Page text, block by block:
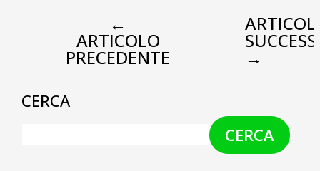
←
ARTICOLO
PRECEDENTE →
CERCA
CERCA